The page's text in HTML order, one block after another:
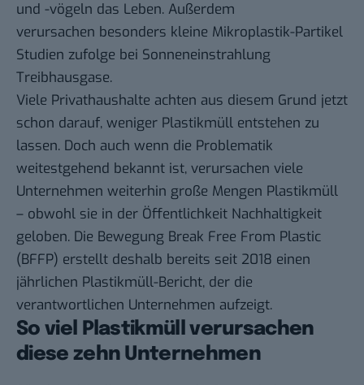
und -vögeln das Leben. Außerdem
verursachen besonders kleine Mikroplastik-Partikel
Studien zufolge bei Sonneneinstrahlung
Treibhausgase.
Viele Privathaushalte achten aus diesem Grund jetzt
schon darauf, weniger Plastikmüll entstehen zu
lassen. Doch auch wenn die Problematik
weitestgehend bekannt ist, verursachen viele
Unternehmen weiterhin große Mengen Plastikmüll
– obwohl sie in der Öffentlichkeit Nachhaltigkeit
geloben. Die Bewegung Break Free From Plastic
(BFFP) erstellt deshalb bereits seit 2018 einen
jährlichen Plastikmüll-Bericht, der die
verantwortlichen Unternehmen aufzeigt.
So viel Plastikmüll verursachen
diese zehn Unternehmen